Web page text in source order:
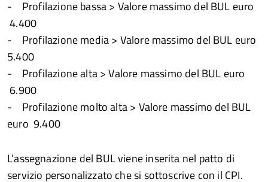
- Profilazione bassa > Valore massimo del BUL euro
4.400
- Profilazione media > Valore massimo del BUL euro
5.400
- Profilazione alta > Valore massimo del BUL euro
6.900
- Profilazione molto alta > Valore massimo del BUL
euro 9.400
L’assegnazione del BUL viene inserita nel patto di
servizio personalizzato che si sottoscrive con il CPI.